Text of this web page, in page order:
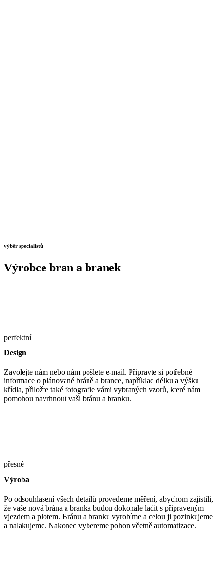
výběr specialistů
Výrobce bran a branek
perfektní
Design
Zavolejte nám nebo nám pošlete e-mail. Připravte si potřebné
informace o plánované bráně a brance, například délku a výšku
křídla, přiložte také fotografie vámi vybraných vzorů, které nám
pomohou navrhnout vaši bránu a branku.
přesné
Výroba
Po odsouhlasení všech detailů provedeme měření, abychom zajistili,
že vaše nová brána a branka budou dokonale ladit s připraveným
vjezdem a plotem. Bránu a branku vyrobíme a celou ji pozinkujeme
a nalakujeme. Nakonec vybereme pohon včetně automatizace.